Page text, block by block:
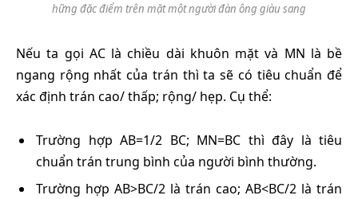
hững đặc điểm trên mặt một người đàn ông giàu sang
Nếu ta gọi AC là chiều dài khuôn mặt và MN là bề
ngang rộng nhất của trán thì ta sẽ có tiêu chuẩn để
xác định trán cao/ thấp; rộng/ hẹp. Cụ thể:
Trường hợp AB=1/2 BC; MN=BC thì đây là tiêu
chuẩn trán trung bình của người bình thường.
Trường hợp AB>BC/2 là trán cao; AB<BC/2 là trán